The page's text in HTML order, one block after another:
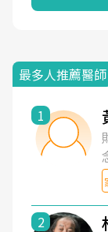
最多人推薦醫師
1
2